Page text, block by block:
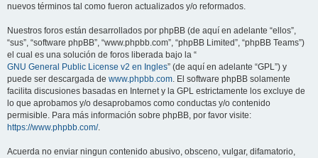
nuevos términos tal como fueron actualizados y/o reformados.
Nuestros foros están desarrollados por phpBB (de aquí en adelante “ellos”,
“sus”, “software phpBB”, “www.phpbb.com”, “phpBB Limited”, “phpBB Teams”)
el cual es una solución de foros liberada bajo la “
GNU General Public License v2 en Ingles” (de aquí en adelante “GPL”) y
puede ser descargada de www.phpbb.com. El software phpBB solamente
facilita discusiones basadas en Internet y la GPL estrictamente los excluye de
lo que aprobamos y/o desaprobamos como conductas y/o contenido
permisible. Para más información sobre phpBB, por favor visite:
https://www.phpbb.com/.
Acuerda no enviar ningun contenido abusivo, obsceno, vulgar, difamatorio,